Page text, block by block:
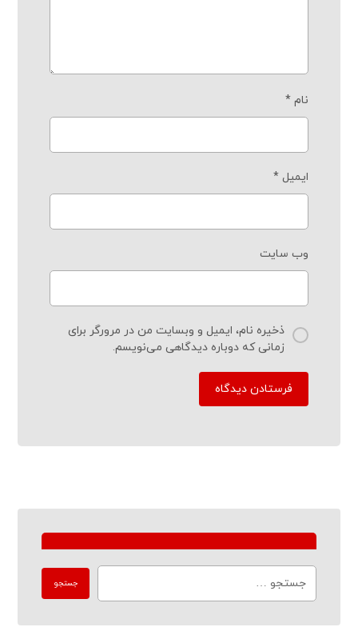
نام*
ایمیل*
وب‌ سایت
ذخیره نام، ایمیل و وبسایت من در مرورگر برای
زمانی که دوباره دیدگاهی می‌نویسم.